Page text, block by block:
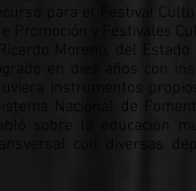
para el Festival
Promoción y Festivales
Moreno, del Estado
en diez años con
instrumentos
Nacional de
sobre la educación
con diversas